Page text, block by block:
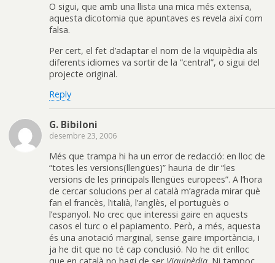
O sigui, que amb una llista una mica més extensa,
aquesta dicotomia que apuntaves es revela així com
falsa.
Per cert, el fet d’adaptar el nom de la viquipèdia als
diferents idiomes va sortir de la “central”, o sigui del
projecte original.
Reply
G. Bibiloni
desembre 23, 2006
Més que trampa hi ha un error de redacció: en lloc de
“totes les versions(llengües)” hauria de dir “les
versions de les principals llengües europees”. A l’hora
de cercar solucions per al català m’agrada mirar què
fan el francès, l’italià, l’anglès, el portuguès o
l’espanyol. No crec que interessi gaire en aquests
casos el turc o el papiamento. Però, a més, aquesta
és una anotació marginal, sense gaire importància, i
ja he dit que no té cap conclusió. No he dit enlloc